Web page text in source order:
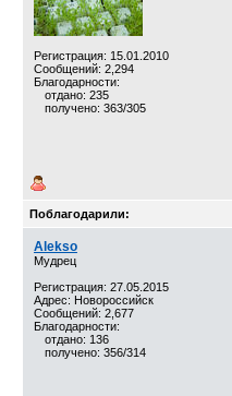
Регистрация: 15.01.2010
Сообщений: 2,294
Благодарности:
отдано: 235
получено: 363/305
Поблагодарили:
Alekso
Мудрец
Регистрация: 27.05.2015
Адрес: Новороссийск
Сообщений: 2,677
Благодарности:
отдано: 136
получено: 356/314